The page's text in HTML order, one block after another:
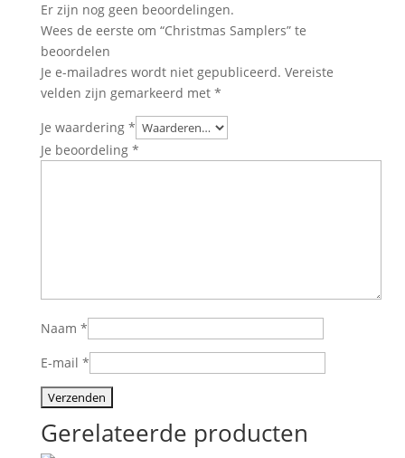
Er zijn nog geen beoordelingen.
Wees de eerste om “Christmas Samplers” te
beoordelen
Je e-mailadres wordt niet gepubliceerd. Vereiste
velden zijn gemarkeerd met *
Je waardering *
Je beoordeling *
Naam *
E-mail *
Gerelateerde producten